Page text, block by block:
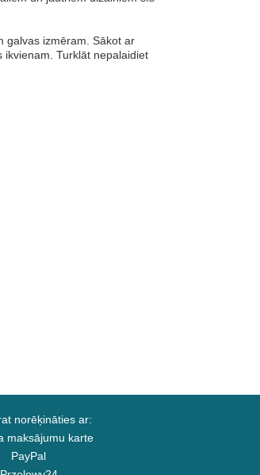
galvas izmēram. Sākot ar
Turklāt nepalaidiet
norēķināties ar:
maksājumu karte
PayPal